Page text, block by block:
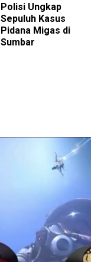
Polisi Ungkap
Sepuluh Kasus
Pidana Migas di
Sumbar